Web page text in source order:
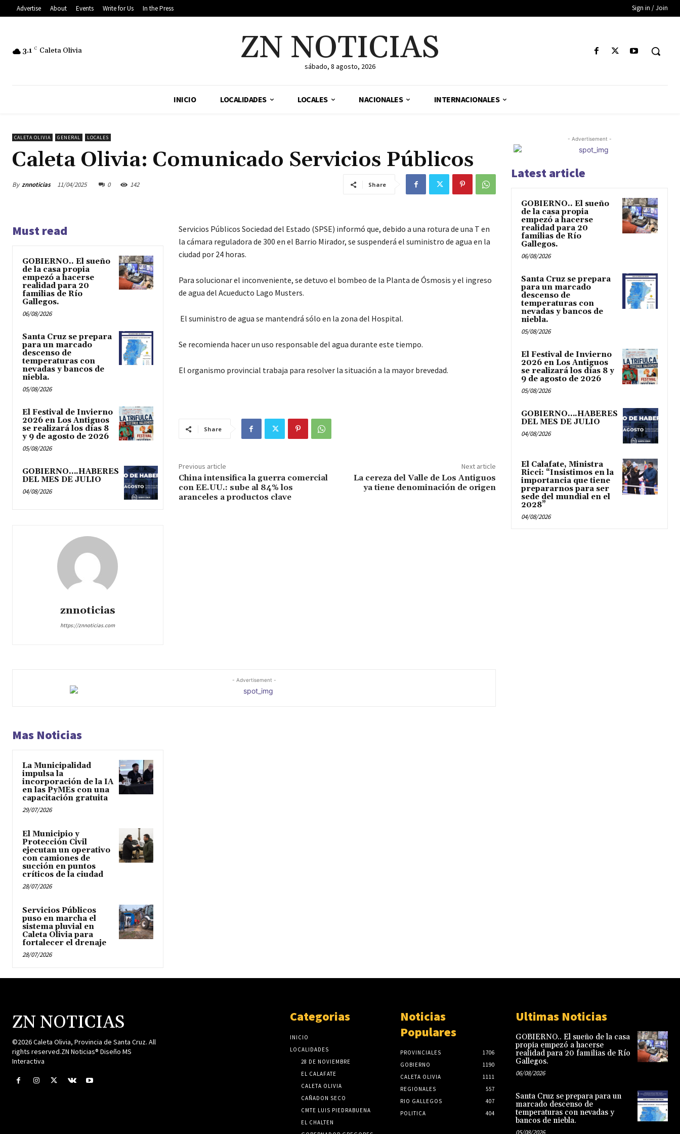
Advertise About Events Write for Us In the Press Sign in / Join
3.1 C Caleta Olivia ZN NOTICIAS
sábado, 8 agosto, 2026
INICIO LOCALIDADES LOCALES NACIONALES INTERNACIONALES
CALETA OLIVIA GENERAL LOCALES
Caleta Olivia: Comunicado Servicios Públicos
By znnoticias 11/04/2025 0 142 Share
Must read
GOBIERNO.. El sueño
de la casa propia
empezó a hacerse
realidad para 20
familias de Río
Gallegos.
06/08/2026
Santa Cruz se prepara
para un marcado
descenso de
temperaturas con
nevadas y bancos de
niebla.
05/08/2026
El Festival de Invierno
2026 en Los Antiguos
se realizará los días 8
y 9 de agosto de 2026
05/08/2026
GOBIERNO….HABERES
DEL MES DE JULIO
04/08/2026
znnoticias
https://znnoticias.com
Servicios Públicos Sociedad del Estado (SPSE) informó que, debido a una rotura de una T en
la cámara reguladora de 300 en el Barrio Mirador, se suspenderá el suministro de agua en la
ciudad por 24 horas.
Para solucionar el inconveniente, se detuvo el bombeo de la Planta de Ósmosis y el ingreso
de agua del Acueducto Lago Musters.
El suministro de agua se mantendrá sólo en la zona del Hospital.
Se recomienda hacer un uso responsable del agua durante este tiempo.
El organismo provincial trabaja para resolver la situación a la mayor brevedad.
Share
Previous article
China intensifica la guerra comercial
con EE.UU.: sube al 84% los
aranceles a productos clave
Next article
La cereza del Valle de Los Antiguos
ya tiene denominación de origen
- Advertisement -
Mas Noticias
La Municipalidad
impulsa la
incorporación de la IA
en las PyMEs con una
capacitación gratuita
29/07/2026
El Municipio y
Protección Civil
ejecutan un operativo
con camiones de
succión en puntos
críticos de la ciudad
28/07/2026
Servicios Públicos
puso en marcha el
sistema pluvial en
Caleta Olivia para
fortalecer el drenaje
28/07/2026
- Advertisement -
Latest article
GOBIERNO.. El sueño
de la casa propia
empezó a hacerse
realidad para 20
familias de Río
Gallegos.
06/08/2026
Santa Cruz se prepara
para un marcado
descenso de
temperaturas con
nevadas y bancos de
niebla.
05/08/2026
El Festival de Invierno
2026 en Los Antiguos
se realizará los días 8 y
9 de agosto de 2026
05/08/2026
GOBIERNO….HABERES
DEL MES DE JULIO
04/08/2026
El Calafate, Ministra
Ricci: “Insistimos en la
importancia que tiene
prepararnos para ser
sede del mundial en el
2028”
04/08/2026
ZN NOTICIAS
©2026 Caleta Olivia, Provincia de Santa Cruz. All
rights reserved.ZN Noticias® Diseño MS
Interactiva
Categorias
INICIO
LOCALIDADES
28 DE NOVIEMBRE
EL CALAFATE
CALETA OLIVIA
CAÑADON SECO
CMTE LUIS PIEDRABUENA
EL CHALTEN
Noticias
Populares
PROVINCIALES
1706
GOBIERNO
1190
CALETA OLIVIA
1111
REGIONALES
557
RIO GALLEGOS
407
POLITICA
404
Ultimas Noticias
GOBIERNO.. El sueño de la casa
propia empezó a hacerse
realidad para 20 familias de Río
Gallegos.
06/08/2026
Santa Cruz se prepara para un
marcado descenso de
temperaturas con nevadas y
bancos de niebla.